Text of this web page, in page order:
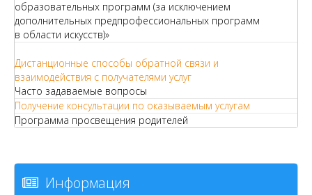
образовательных программ (за исключением
дополнительных предпрофессиональных программ
в области искусств)»
Дистанционные способы обратной связи и
взаимодействия с получателями услуг
Часто задаваемые вопросы
Получение консультации по оказываемым услугам
Программа просвещения родителей
Информация